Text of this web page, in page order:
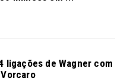
ligações de Wagner com